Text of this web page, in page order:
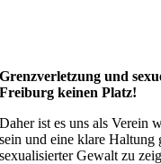
Grenzverletzung und
Freiburg keinen Platz!
Daher ist es uns als Verein
sein und eine klare
sexualisierter Gewalt zu